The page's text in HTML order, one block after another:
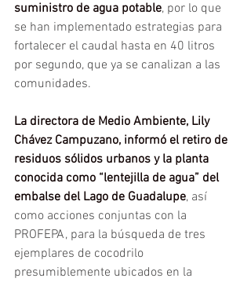
suministro de agua potable, por lo que
se han implementado estrategias para
fortalecer el caudal hasta en 40 litros
por segundo, que ya se canalizan a las
comunidades.
La directora de Medio Ambiente, Lily
Chávez Campuzano, informó el retiro de
residuos sólidos urbanos y la planta
conocida como “lentejilla de agua” del
embalse del Lago de Guadalupe, así
como acciones conjuntas con la
PROFEPA, para la búsqueda de tres
ejemplares de cocodrilo
presumiblemente ubicados en la